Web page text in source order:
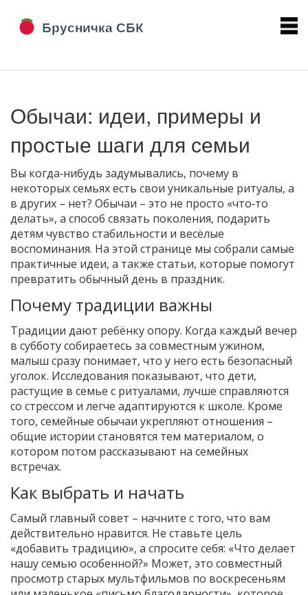
Обычаи: идеи, примеры и
простые шаги для семьи
Вы когда‑нибудь задумывались, почему в
некоторых семьях есть свои уникальные ритуалы, а
в других – нет? Обычаи – это не просто «что‑то
делать», а способ связать поколения, подарить
детям чувство стабильности и весёлые
воспоминания. На этой странице мы собрали самые
практичные идеи, а также статьи, которые помогут
превратить обычный день в праздник.
Почему традиции важны
Традиции дают ребёнку опору. Когда каждый вечер
в субботу собираетесь за совместным ужином,
малыш сразу понимает, что у него есть безопасный
уголок. Исследования показывают, что дети,
растущие в семье с ритуалами, лучше справляются
со стрессом и легче адаптируются к школе. Кроме
того, семейные обычаи укрепляют отношения –
общие истории становятся тем материалом, о
котором потом рассказывают на семейных
встречах.
Как выбрать и начать
Самый главный совет – начните с того, что вам
действительно нравится. Не ставьте цель
«добавить традицию», а спросите себя: «Что делает
нашу семью особенной?» Может, это совместный
просмотр старых мультфильмов по воскресеньям